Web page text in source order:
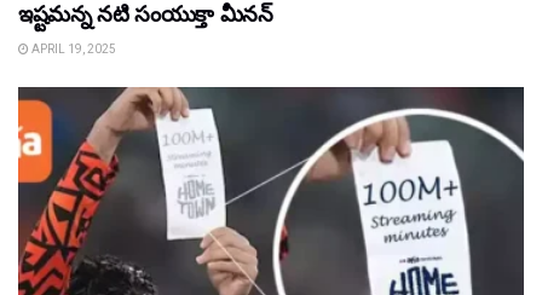
ఇష్టమన్న నటి సంయుక్తా మీనన్‌
APRIL 19, 2025